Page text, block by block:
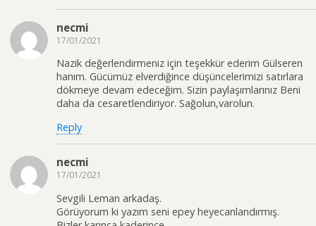
necmi
17/01/2021
Nazik değerlendirmeniz için teşekkür ederim Gülseren
hanım. Gücümüz elverdiğince düşüncelerimizi satırlara
dökmeye devam edeceğim. Sizin paylaşımlarınız Beni
daha da cesaretlendiriyor. Sağolun,varolun.
Reply
necmi
17/01/2021
Sevgili Leman arkadaş.
Görüyorum ki yazım seni epey heyecanlandırmış.